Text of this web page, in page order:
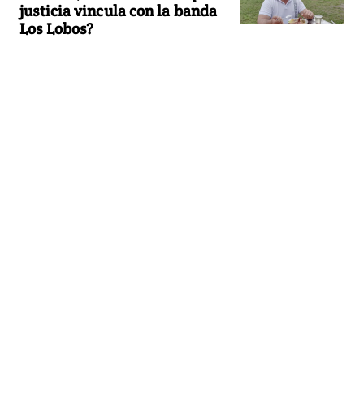
justicia vincula con la banda
Los Lobos?